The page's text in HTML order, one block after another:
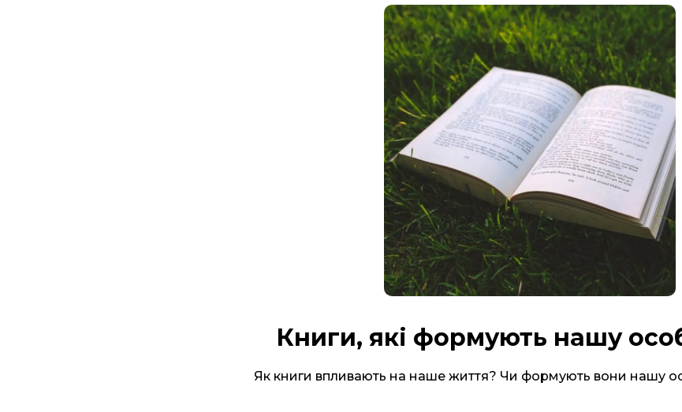
Книги, які формують нашу
Як книги впливають на наше життя? Чи формують вони нашу